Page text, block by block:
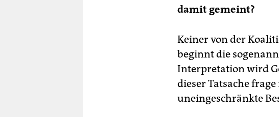
damit gemeint?
Keiner von der
beginnt die
Interpretation wird
dieser Tatsache
uneingeschränkte